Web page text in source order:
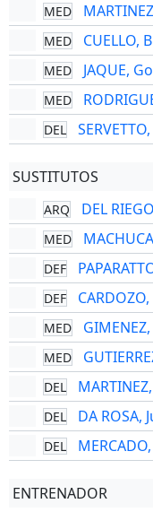
MED
MED CUELLO,
MED JAQUE,
MED
DEL
SUSTITUTOS
ARQ DEL
MED
DEF
DEF
MED
MED
DEL
DEL DA ROSA,
DEL
ENTRENADOR